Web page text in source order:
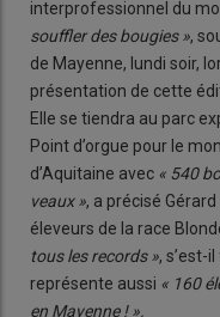
interprofessionnel du
souffler des bougies »,
de Mayenne, lundi soir,
présentation de cette
Elle se tiendra au parc
Point d’orgue pour le
d’Aquitaine avec « 540
veaux », a précisé
éleveurs de la race
tous les records », s’est-
représente aussi « 160
en Mayenne ! ».